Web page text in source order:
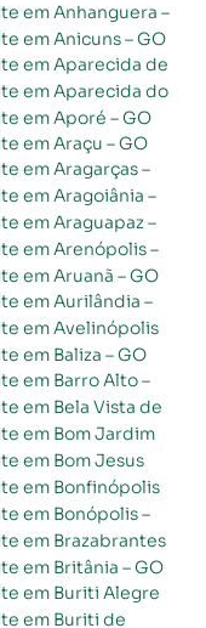
em Anicuns – GO
em Aporé – GO
em Araçu – GO
em Aruanã – GO
em Baliza – GO
em Britânia – GO